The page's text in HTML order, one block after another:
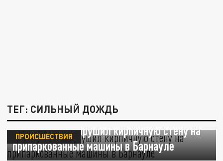
ТЕГ: СИЛЬНЫЙ ДОЖДЬ
Видео: потоп обрушил кирпичную стену на
припаркованные машины в Барнауле
ПРОИСШЕСТВИЯ